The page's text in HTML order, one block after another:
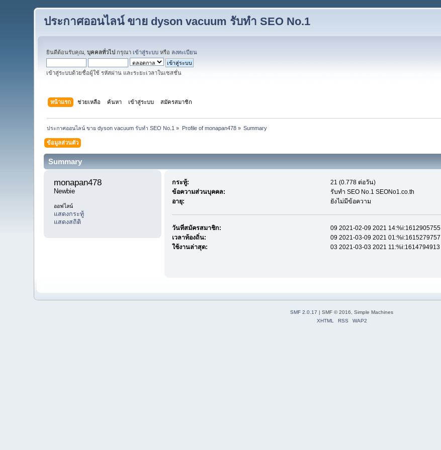
ประกาศออนไลน์ ขาย dyson vacuum รับทำ SEO No.1
ยินดีต้อนรับคุณ,บุคคลทั่วไป กรุณา เข้าสู่ระบบ หรือ ลงทะเบียน
เข้าสู่ระบบด้วยชื่อผู้ใช้ รหัสผ่าน และระยะเวลาในเซสชั่น
หน้าแรก ช่วยเหลือ ค้นหา เข้าสู่ระบบ สมัครสมาชิก
ประกาศออนไลน์ ขาย dyson vacuum รับทำ SEO No.1 » Profile of monapan478» Summary
ข้อมูลส่วนตัว
Summary
monapan478
Newbie
ออฟไลน์
แสดงกระทู้
แสดงสถิติ
กระทู้:
21 (0.778 ต่อวัน)
ข้อความส่วนบุคคล:
รับทำ SEO No.1 SEONo1.co.th
อายุ:
ยังไม่มีข้อความ
วันที่สมัครสมาชิก:
09 2021-02-09 2021 14:%i:1612905755
เวลาท้องถิ่น:
09 2021-03-09 2021 01:%i:1615279757
ใช้งานล่าสุด:
03 2021-03-03 2021 11:%i:1614794913
SMF 2.0.17 | SMF © 2016, Simple Machines
XHTML
RSS WAP2